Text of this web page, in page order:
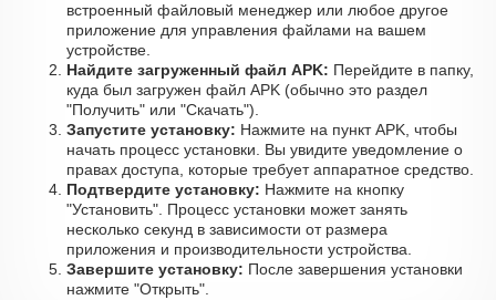
встроенный файловый менеджер или любое другое
приложение для управления файлами на вашем
устройстве.
Найдите загруженный файл APK: Перейдите в папку,
куда был загружен файл APK (обычно это раздел
"Получить" или "Скачать").
Запустите установку: Нажмите на пункт APK, чтобы
начать процесс установки. Вы увидите уведомление о
правах доступа, которые требует аппаратное средство.
Подтвердите установку: Нажмите на кнопку
"Установить". Процесс установки может занять
несколько секунд в зависимости от размера
приложения и производительности устройства.
Завершите установку: После завершения установки
нажмите "Открыть".